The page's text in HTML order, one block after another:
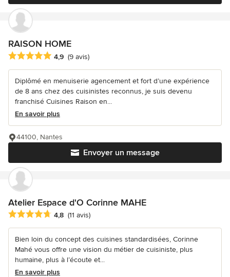
RAISON HOME
Note moyenne : 4.9 étoiles sur 5
4,9 (9 avis)
Diplômé en menuiserie agencement et fort d’une expérience
de 8 ans chez des cuisinistes reconnus, je suis devenu
franchisé Cuisines Raison en...
En savoir plus
Envoyer un message
44100, Nantes
Atelier Espace d'O Corinne MAHE
Note moyenne : 4.8 étoiles sur 5
4,8 (11 avis)
Bien loin du concept des cuisines standardisées, Corinne
Mahé vous offre une vision du métier de cuisiniste, plus
humaine, plus à l’écoute et...
En savoir plus